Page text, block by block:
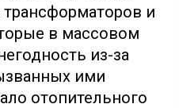
и
в массовом
из-за
ими
отопительного